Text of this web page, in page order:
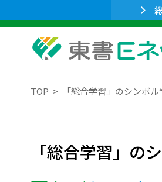
TOP 「総合学習」のシンボ
「総合学習」の